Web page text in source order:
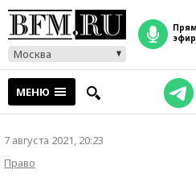
Москва
прямой
эфир
МЕНЮ
7 августа 2021, 20:23
Право